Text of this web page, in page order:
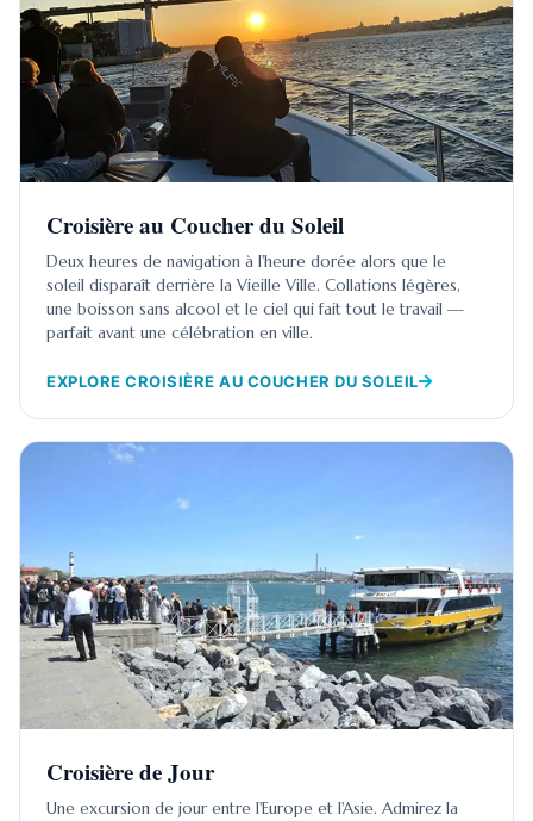
Croisière au Coucher du Soleil
Deux heures de navigation à l'heure dorée alors que le
soleil disparaît derrière la Vieille Ville. Collations légères,
une boisson sans alcool et le ciel qui fait tout le travail —
parfait avant une célébration en ville.
EXPLORE CROISIÈRE AU COUCHER DU SOLEIL
Croisière de Jour
Une excursion de jour entre l'Europe et l'Asie. Admirez la